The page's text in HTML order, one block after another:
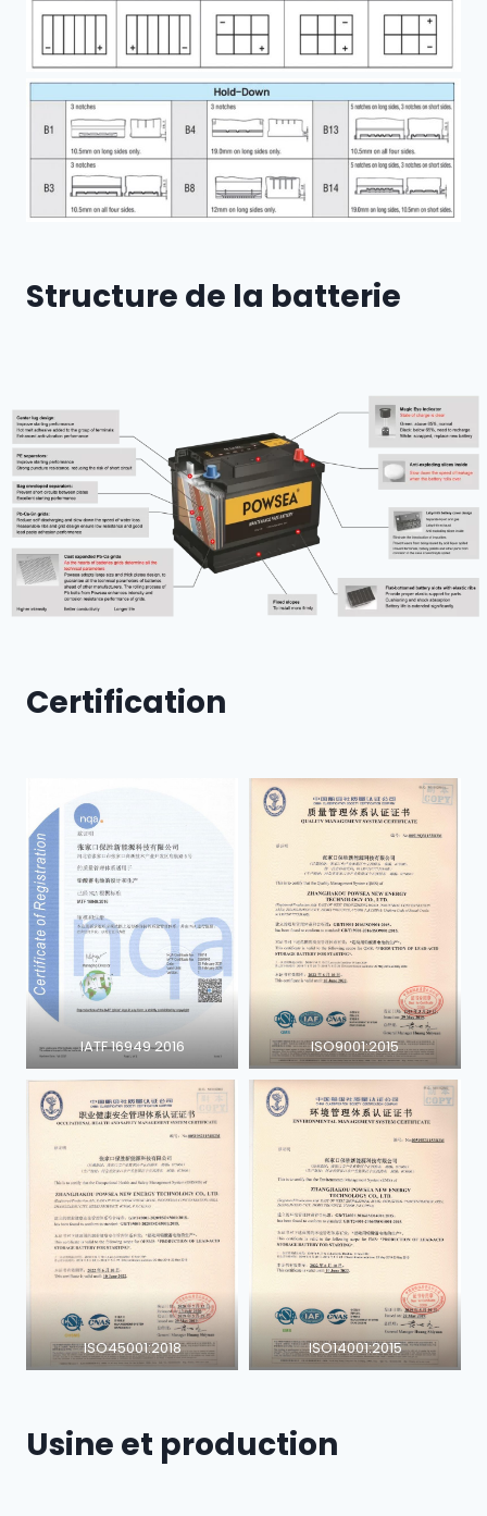
Structure de la batterie
Certification
IATF 16949 2016 ISO9001:2015
ISO45001:2018 ISO14001:2015
Usine et production